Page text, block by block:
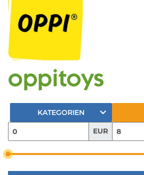
oppitoys
KATEGORIEN
EUR